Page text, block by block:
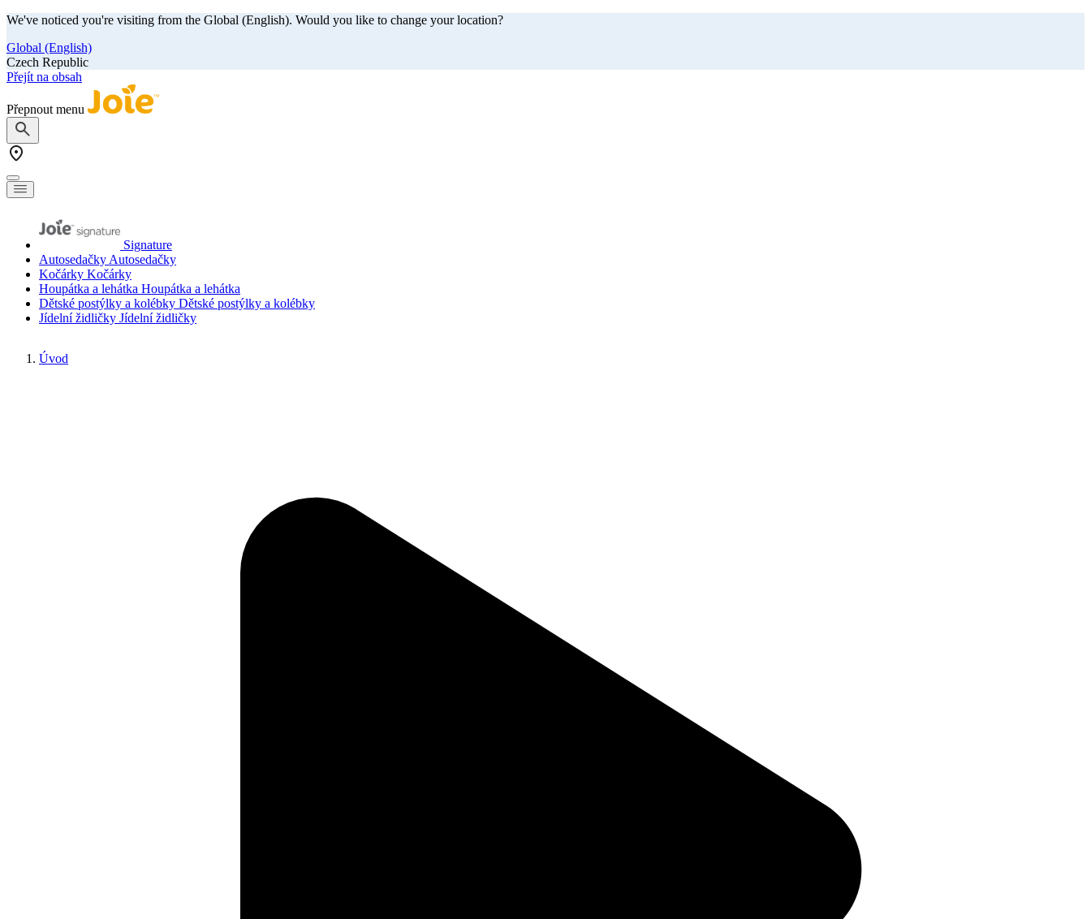
We've noticed you're visiting from the Global (English). Would you like to change your location?
Global (English)
Czech Republic
Přejít na obsah
Přepnout menu
Signature
AutosedačkyAutosedačky
Kočárky Kočárky
Houpátka a lehátka Houpátka a lehátka
Dětské postýlky a kolébky Dětské postýlky a kolébky
Jídelní židličky Jídelní židličky
Úvod